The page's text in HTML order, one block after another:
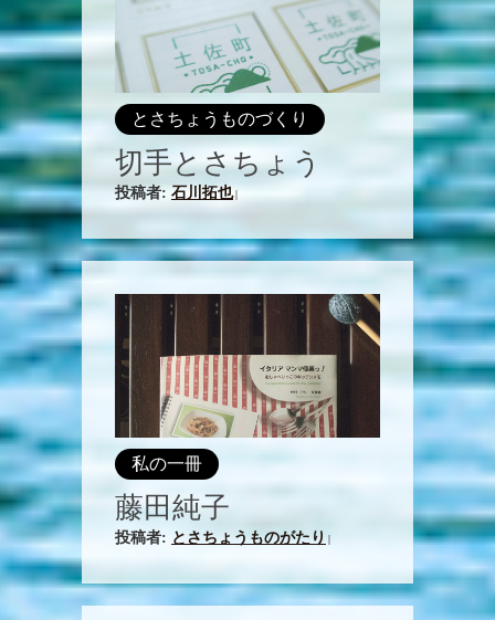
とさちょうものづくり
切手とさちょう
投稿者: 石川拓也|
私の一冊
藤田純子
投稿者: とさちょうものがたり